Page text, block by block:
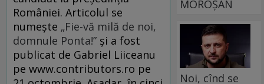
României. Articolul se
numește „Fie-vă milă de noi,
domnule Ponta!” și a fost
publicat de Gabriel Liiceanu
pe www.contributors.ro pe
MOROȘAN
Noi, cînd se